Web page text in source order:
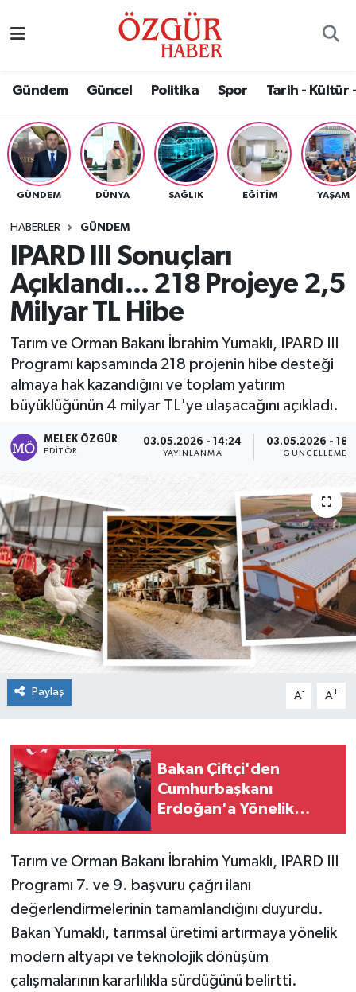
Gündem Güncel Politika Spor Tarih - Kültür
GÜNDEM DÜNYA SAĞLIK EĞITIM YAŞAM
HABERLER GÜNDEM
IPARD III Sonuçları
Açıklandı... 218 Projeye 2,5
Milyar TL Hibe
Tarım ve Orman Bakanı İbrahim Yumaklı, IPARD III
Programı kapsamında 218 projenin hibe desteği
almaya hak kazandığını ve toplam yatırım
büyüklüğünün 4 milyar TL'ye ulaşacağını açıkladı.
MELEK ÖZGÜR
EDITÖR
03.05.2026 - 14:24
YAYINLANMA
03.05.2026 -
GÜNCELLEME
Paylaş A- A+
Bakan Çiftçi'den
Cumhurbaşkanı
Erdoğan'a Yönelik
Tarım ve Orman Bakanı İbrahim Yumaklı, IPARD III
Programı 7. ve 9. başvuru çağrı ilanı
değerlendirmelerinin tamamlandığını duyurdu.
Bakan Yumaklı, tarımsal üretimi artırmaya yönelik
modern altyapı ve teknolojik dönüşüm
çalışmalarının kararlılıkla sürdüğünü belirtti.
Eğitim
Ekonomi
Güncel
Gündem
Magazin
Politika
Sağlık
Yaşam
Nöbetçi Eczaneler
Namaz Vakitleri
Trafik Durumu
Süper Lig Puan Durumu ve Fikstür
Tüm Manşetler
Son Dakika Haberleri
Haber Arşivi